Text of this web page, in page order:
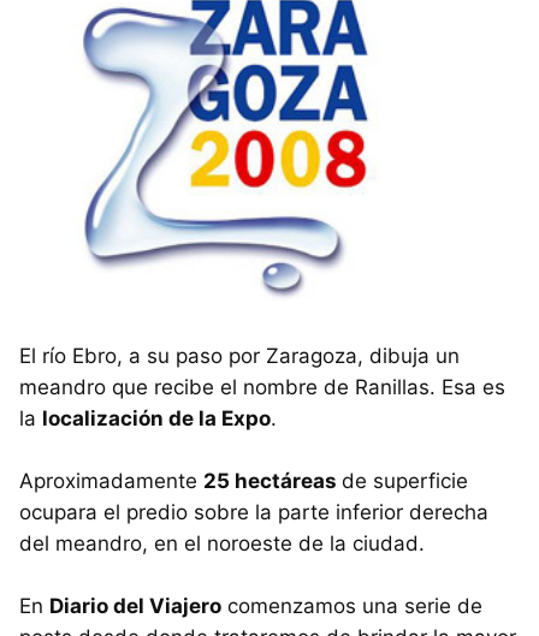
El río Ebro, a su paso por Zaragoza, dibuja un
meandro que recibe el nombre de Ranillas. Esa es
la localización de la Expo.
Aproximadamente 25 hectáreas de superficie
ocupara el predio sobre la parte inferior derecha
del meandro, en el noroeste de la ciudad.
En Diario del Viajero comenzamos una serie de